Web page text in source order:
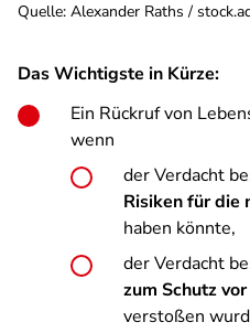
Quelle: Alexander Raths /
Das Wichtigste in Kürze:
Ein Rückruf von
wenn
der Verdacht
Risiken für die
haben könnte,
der Verdacht
zum Schutz
verstoßen